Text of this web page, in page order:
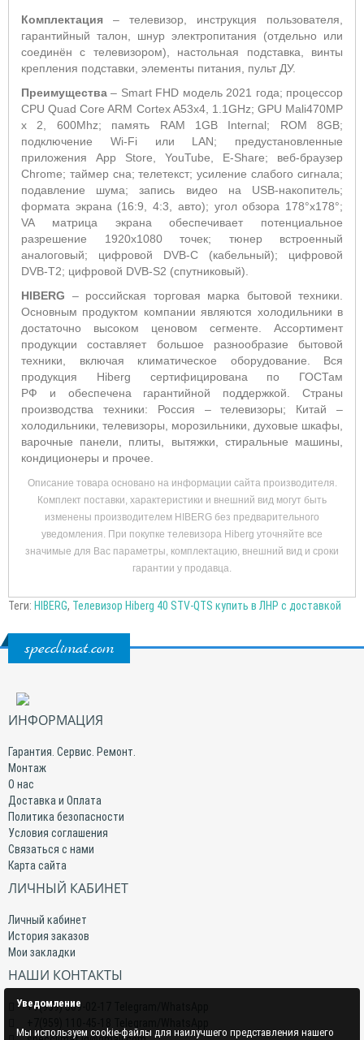
Комплектация – телевизор, инструкция пользователя,
гарантийный талон, шнур электропитания (отдельно или
соединён с телевизором), настольная подставка, винты
крепления подставки, элементы питания, пульт ДУ.
Преимущества– Smart FHD модель 2021 года; процессор
CPU Quad Core ARM Cortex A53x4, 1.1GHz; GPU Mali470MP
x 2, 600Mhz; память RAM 1GB Internal; ROM 8GB;
подключение Wi-Fi или LAN; предустановленные
приложения App Store, YouTube, E-Share; веб-браузер
Chrome; таймер сна; телетекст; усиление слабого сигнала;
подавление шума; запись видео на USB-накопитель;
формата экрана (16:9, 4:3, авто); угол обзора 178°х178°;
VA матрица экрана обеспечивает потенциальное
разрешение 1920x1080 точек; тюнер встроенный
аналоговый; цифровой DVB-C (кабельный); цифровой
DVB-T2; цифровой DVB-S2 (спутниковый).
HIBERG – российская торговая марка бытовой техники.
Основным продуктом компании являются холодильники в
достаточно высоком ценовом сегменте. Ассортимент
продукции составляет большое разнообразие бытовой
техники, включая климатическое оборудование. Вся
продукция Hiberg сертифицирована по ГОСТам
РФ и обеспечена гарантийной поддержкой. Страны
производства техники: Россия – телевизоры; Китай –
холодильники, телевизоры, морозильники, духовые шкафы,
варочные панели, плиты, вытяжки, стиральные машины,
кондиционеры и прочее.
Описание товара основано на информации сайта производителя.
Комплект поставки, характеристики и внешний вид могут быть
изменены производителем HIBERG без предварительного
уведомления. При покупке телевизора Hiberg уточняйте все
значимые для Вас параметры, комплектацию, внешний вид и сроки
гарантии у продавца.
Теги: HIBERG, Телевизор Hiberg 40 STV-QTS купить в ЛНР с доставкой
specclimat.com
ИНФОРМАЦИЯ
Гарантия. Сервис. Ремонт.
Монтаж
О нас
Доставка и Оплата
Политика безопасности
Условия соглашения
Связаться с нами
Карта сайта
ЛИЧНЫЙ КАБИНЕТ
Личный кабинет
История заказов
Мои закладки
НАШИ КОНТАКТЫ
+7(959) 509-02-17 Telegram/WhatsApp
Уведомление
Мы используем cookie-файлы для наилучшего представления нашего